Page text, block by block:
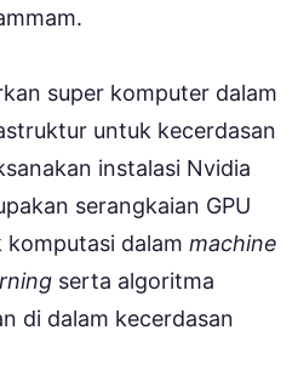
super komputer dalam
untuk kecerdasan
instalasi Nvidia
serangkaian GPU
dalam machine
serta algoritma
di dalam kecerdasan